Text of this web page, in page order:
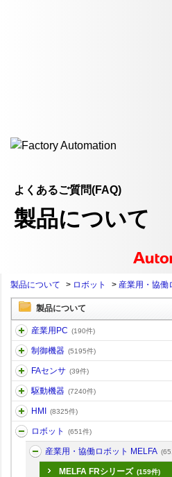
よくあるご質問(FAQ)
製品について
製品について > ロボット > 産業用・協働
製品について
産業用PC (190件)
制御機器 (5195件)
FAセンサ (39件)
駆動機器 (7240件)
HMI (8325件)
ロボット (651件)
産業用・協働ロボット MELFA
MELFA FRシリーズ (159件)